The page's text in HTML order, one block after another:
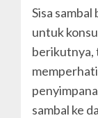
Sisa sambal
untuk
berikutnya,
sambal ke